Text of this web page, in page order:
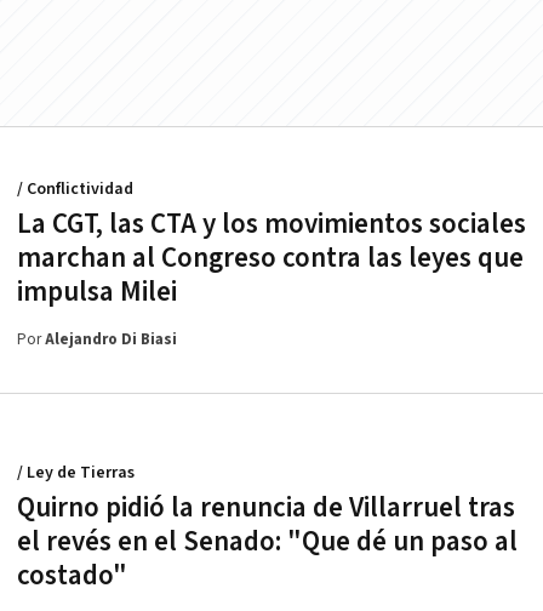
La CGT, las CTA y los movimientos sociales
marchan al Congreso contra las leyes que
impulsa Milei
/ Conflictividad
PorAlejandro Di Biasi
Quirno pidió la renuncia de Villarruel tras
el revés en el Senado: "Que dé un paso al
costado"
/ Ley de Tierras